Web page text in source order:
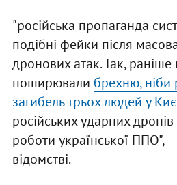
"російська пропаганда
подібні фейки після
дронових атак. Так,
поширювали брехню, ніби
загибель трьох людей у
російських ударних
роботи української ППО",
відомстві.